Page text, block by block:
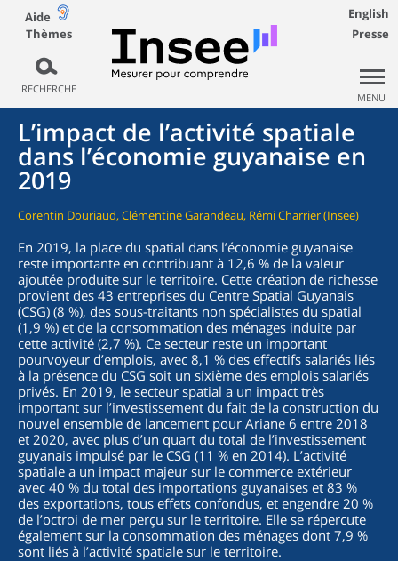
Aide
Thèmes
RECHERCHE
English
Presse
MENU
L’impact de l’activité spatiale
dans l’économie guyanaise en
2019
Corentin Douriaud, Clémentine Garandeau, Rémi Charrier (Insee)
En 2019, la place du spatial dans l’économie guyanaise
reste importante en contribuant à 12,6 % de la valeur
ajoutée produite sur le territoire. Cette création de richesse
provient des 43 entreprises du Centre Spatial Guyanais
(CSG) (8 %), des sous-traitants non spécialistes du spatial
(1,9 %) et de la consommation des ménages induite par
cette activité (2,7 %). Ce secteur reste un important
pourvoyeur d’emplois, avec 8,1 % des effectifs salariés liés
à la présence du CSG soit un sixième des emplois salariés
privés. En 2019, le secteur spatial a un impact très
important sur l’investissement du fait de la construction du
nouvel ensemble de lancement pour Ariane 6 entre 2018
et 2020, avec plus d’un quart du total de l’investissement
guyanais impulsé par le CSG (11 % en 2014). L’activité
spatiale a un impact majeur sur le commerce extérieur
avec 40 % du total des importations guyanaises et 83 %
des exportations, tous effets confondus, et engendre 20 %
de l’octroi de mer perçu sur le territoire. Elle se répercute
également sur la consommation des ménages dont 7,9 %
sont liés à l’activité spatiale sur le territoire.